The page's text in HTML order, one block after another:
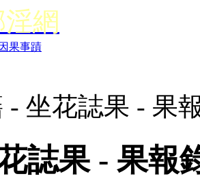
網
因果事蹟
- 坐花誌果 -
誌果 - 果